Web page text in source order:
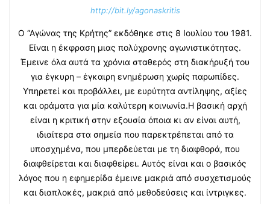
http://bit.ly/agonaskritis
Ο “Αγώνας της Κρήτης” εκδόθηκε στις 8 Ιουλίου του 1981.
Είναι η έκφραση μιας πολύχρονης αγωνιστικότητας.
Έμεινε όλα αυτά τα χρόνια σταθερός στη διακήρυξή του
για έγκυρη – έγκαιρη ενημέρωση χωρίς παρωπίδες.
Υπηρετεί και προβάλλει, με ευρύτητα αντίληψης, αξίες
και οράματα για μία καλύτερη κοινωνία.Η βασική αρχή
είναι η κριτική στην εξουσία όποια κι αν είναι αυτή,
ιδιαίτερα στα σημεία που παρεκτρέπεται από τα
υποσχημένα, που μπερδεύεται με τη διαφθορά, που
διαφθείρεται και διαφθείρει. Αυτός είναι και ο βασικός
λόγος που η εφημερίδα έμεινε μακριά από συσχετισμούς
και διαπλοκές, μακριά από μεθοδεύσεις και ίντριγκες.